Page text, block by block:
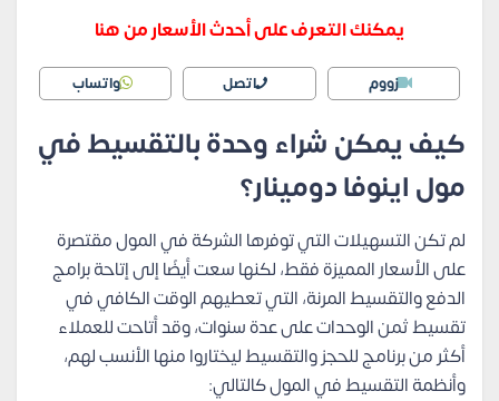
يمكنك التعرف على أحدث الأسعار من هنا
زووم اتصل واتساب
كيف يمكن شراء وحدة بالتقسيط في
مول اينوفا دومينار؟
لم تكن التسهيلات التي توفرها الشركة في المول مقتصرة
على الأسعار المميزة فقط، لكنها سعت أيضًا إلى إتاحة برامج
الدفع والتقسيط المرنة، التي تعطيهم الوقت الكافي في
تقسيط ثمن الوحدات على عدة سنوات، وقد أتاحت للعملاء
أكثر من برنامج للحجز والتقسيط ليختاروا منها الأنسب لهم،
وأنظمة التقسيط في المول كالتالي: